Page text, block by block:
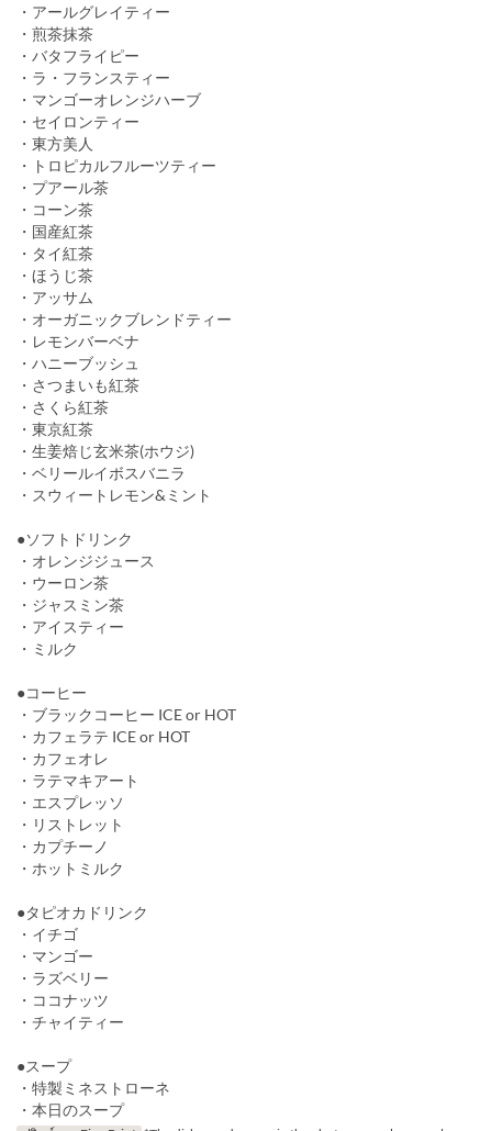
・アールグレイティー
・煎茶抹茶
・バタフライピー
・ラ・フランスティー
・マンゴーオレンジハーブ
・セイロンティー
・東方美人
・トロピカルフルーツティー
・プアール茶
・コーン茶
・国産紅茶
・タイ紅茶
・ほうじ茶
・アッサム
・オーガニックブレンドティー
・レモンバーベナ
・ハニーブッシュ
・さつまいも紅茶
・さくら紅茶
・東京紅茶
・生姜焙じ玄米茶(ホウジ)
・ベリールイボスバニラ
・スウィートレモン&ミント
●ソフトドリンク
・オレンジジュース
・ウーロン茶
・ジャスミン茶
・アイスティー
・ミルク
●コーヒー
・ブラックコーヒー ICE or HOT
・カフェラテ ICE or HOT
・カフェオレ
・ラテマキアート
・エスプレッソ
・リストレット
・カプチーノ
・ホットミルク
●タピオカドリンク
・イチゴ
・マンゴー
・ラズベリー
・ココナッツ
・チャイティー
●スープ
・特製ミネストローネ
・本日のスープ